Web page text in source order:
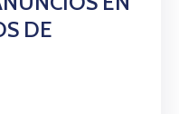
DE